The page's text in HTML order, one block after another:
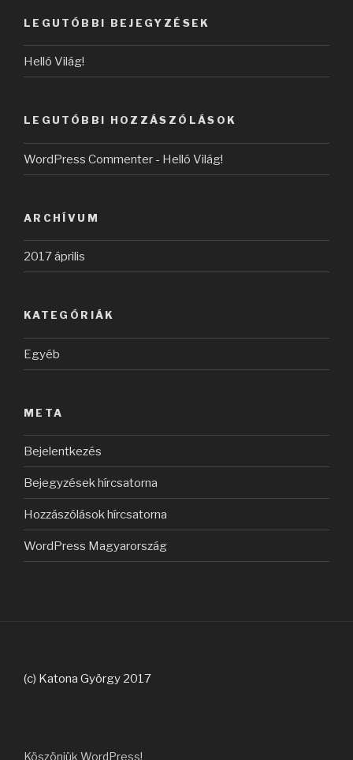
LEGUTÓBBI BEJEGYZÉSEK
Helló Világ!
LEGUTÓBBI HOZZÁSZÓLÁSOK
WordPress Commenter - Helló Világ!
ARCHÍVUM
2017 április
KATEGÓRIÁK
Egyéb
META
Bejelentkezés
Bejegyzések hírcsatorna
Hozzászólások hírcsatorna
WordPress Magyarország
(c) Katona György 2017
Köszönjük WordPress!